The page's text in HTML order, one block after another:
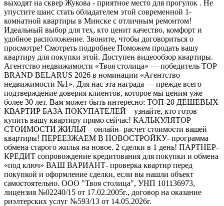
выходят на сквер Жукова - приятное место для прогулок . Не
упустите шанс стать обладателем этой современной 1-
комнатной квартиры в Минске с отличным ремонтом!
Идеальный выбор для тех, кто ценит качество, комфорт и
удобное расположение. Звоните, чтобы договориться о
просмотре! Смотреть подробнее Поможем продать вашу
квартиру для покупки этой. Доступен видеообзор квартиры.
Агентство недвижимости «Твоя столица» — победитель TOP
BRAND BELARUS 2026 в номинации «Агентство
недвижимости №1». Для нас эта награда — прежде всего
подтверждение доверия клиентов, которое мы ценим уже
более 30 лет. Вам может быть интересно: ТОП-20 ДЕШЕВЫХ
КВАРТИР БАЗА ПОКУПАТЕЛЕЙ – узнайте, кто готов
купить вашу квартиру прямо сейчас! КАЛЬКУЛЯТОР
СТОИМОСТИ ЖИЛЬЯ – онлайн- расчет стоимости вашей
квартиры! ПЕРЕЕЗЖАЕМ В НОВОСТРОЙКУ- программа
обмена старого жилья на новое. 2 сделки в 1 день! ПАРТНЕР-
КРЕДИТ сопровождение кредитования для покупки и обмена
«под ключ» ВАШ ВАРИАНТ- проверка квартир перед
покупкой и оформление сделки, если вы нашли объект
самостоятельно. ООО "Твоя столица", УНП 101136973,
лицензия №02240/15 от 17.02.2005г., договор на оказание
риэлтерских услуг №593/13 от 14.05.2026г.